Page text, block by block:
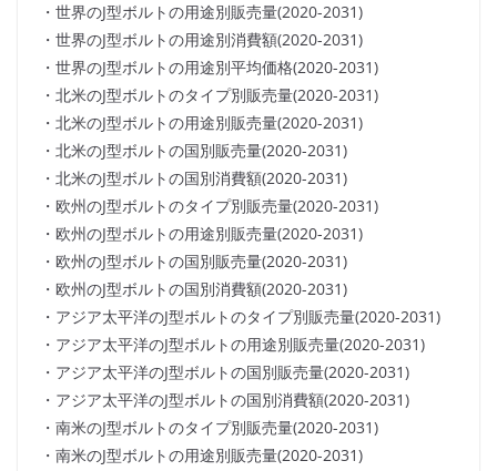
・世界のJ型ボルトの用途別販売量(2020-2031)
・世界のJ型ボルトの用途別消費額(2020-2031)
・世界のJ型ボルトの用途別平均価格(2020-2031)
・北米のJ型ボルトのタイプ別販売量(2020-2031)
・北米のJ型ボルトの用途別販売量(2020-2031)
・北米のJ型ボルトの国別販売量(2020-2031)
・北米のJ型ボルトの国別消費額(2020-2031)
・欧州のJ型ボルトのタイプ別販売量(2020-2031)
・欧州のJ型ボルトの用途別販売量(2020-2031)
・欧州のJ型ボルトの国別販売量(2020-2031)
・欧州のJ型ボルトの国別消費額(2020-2031)
・アジア太平洋のJ型ボルトのタイプ別販売量(2020-2031)
・アジア太平洋のJ型ボルトの用途別販売量(2020-2031)
・アジア太平洋のJ型ボルトの国別販売量(2020-2031)
・アジア太平洋のJ型ボルトの国別消費額(2020-2031)
・南米のJ型ボルトのタイプ別販売量(2020-2031)
・南米のJ型ボルトの用途別販売量(2020-2031)